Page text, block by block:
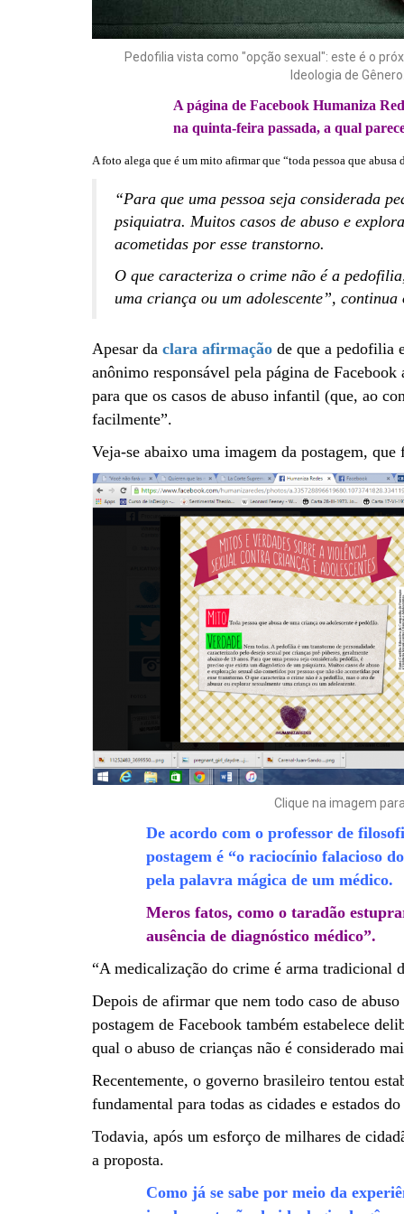
Pedofilia vista como "opção sexual": este é o
Ideologia de
A página de Facebook Humaniza
na quinta-feira passada, a qual
A foto alega que é um mito afirmar que “toda pessoa que
“Para que uma pessoa seja considerada
psiquiatra. Muitos casos de abuso e
acometidas por esse transtorno.
O que caracteriza o crime não é a
uma criança ou um adolescente”, continua
Apesar da clara afirmação de que a pedofilia
anônimo responsável pela página de
para que os casos de abuso infantil (que, ao
facilmente”.
Veja-se abaixo uma imagem da postagem,
Clique na imagem
De acordo com o professor de
postagem é “o raciocínio falacioso
pela palavra mágica de um médico.
Meros fatos, como o taradão
ausência de diagnóstico médico”.
“A medicalização do crime é arma tradicional
Depois de afirmar que nem todo caso de
postagem de Facebook também estabelece
qual o abuso de crianças não é considerado
Recentemente, o governo brasileiro tentou
fundamental para todas as cidades e estados
Todavia, após um esforço de milhares de
a proposta.
Como já se sabe por meio da